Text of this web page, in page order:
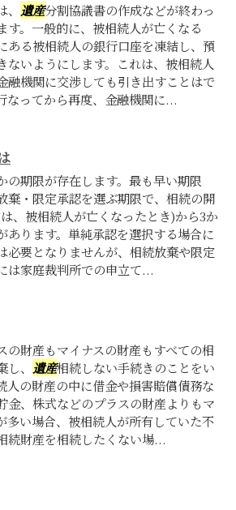
遺産分割協議書の作成などが終わっ
す。一般的に、被相続人が亡くなる
ある被相続人の銀行口座を凍結し、預
ないようにします。これは、被相続人
融機関に交渉しても引き出すことはで
なってから再度、金融機関に...
の期限が存在します。最も早い期限
棄・限定承認を選ぶ期限で、相続の開
、被相続人が亡くなったとき)から3か
あります。単純承認を選択する場合に
必要となりませんが、相続放棄や限定
は家庭裁判所での申立て...
の財産もマイナスの財産もすべての相
、 遺産相続しない手続きのことをい
人の財産の中に借金や損害賠償債務な
金、株式などのプラスの財産よりもマ
多い場合、被相続人が所有していた不
続財産を相続したくない場...